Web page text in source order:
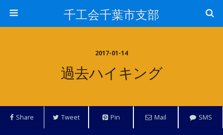
千工会千葉市支部
2017-01-14
過去ハイキング
Share Tweet Pin Mail SMS